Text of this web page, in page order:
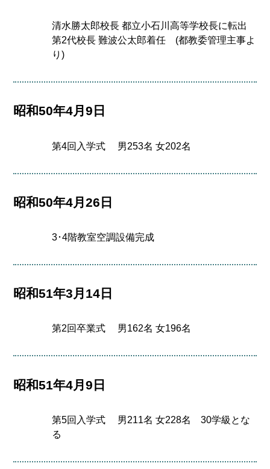
清水勝太郎校長 都立小石川高等学校長に転出
第2代校長 難波公太郎着任 (都教委管理主事よ
り)
昭和50年4月9日
第4回入学式 男253名 女202名
昭和50年4月26日
3･4階教室空調設備完成
昭和51年3月14日
第2回卒業式 男162名 女196名
昭和51年4月9日
第5回入学式 男211名 女228名 30学級とな
る